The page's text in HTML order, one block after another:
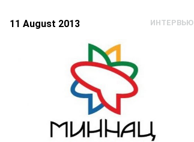
11 August 2013 ИНТЕРВЬЮ